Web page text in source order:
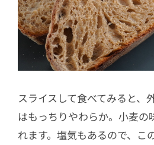
スライスして食べてみると、
はもっちりやわらか。小麦の
れます。塩気もあるので、こ